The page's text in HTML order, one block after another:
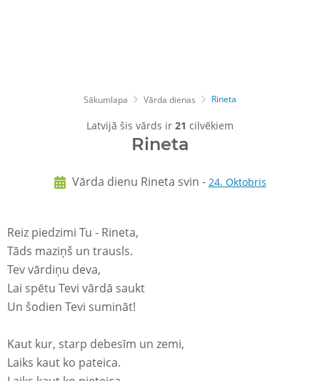
Sākumlapa Vārda dienas Rineta
Latvijā šis vārds ir 21 cilvēkiem
Rineta
Vārda dienu Rineta svin - 24. Oktobris
Reiz piedzimi Tu - Rineta,
Tāds maziņš un trausls.
Tev vārdiņu deva,
Lai spētu Tevi vārdā saukt
Un šodien Tevi sumināt!
Kaut kur, starp debesīm un zemi,
Laiks kaut ko pateica.